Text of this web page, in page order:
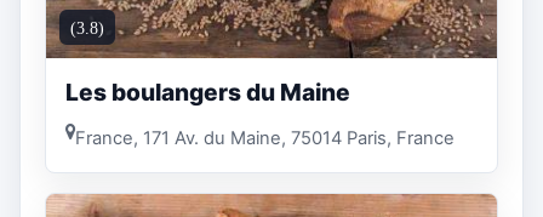
(3.8)
Les boulangers du Maine
France, 171 Av. du Maine, 75014 Paris, France